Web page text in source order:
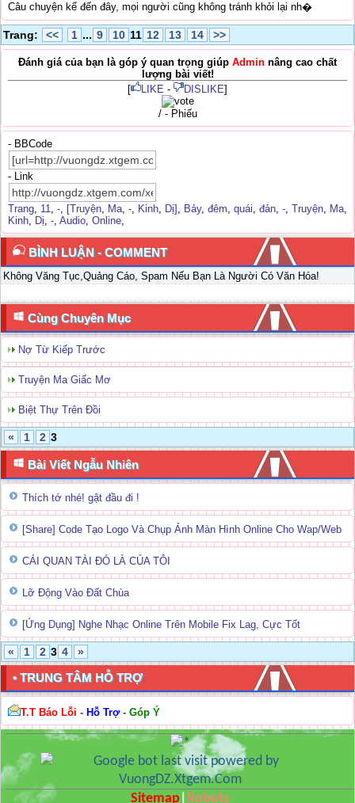
Câu chuyện kể đến đây, mọi người cũng không tránh khỏi lại nh�
Trang: << 1 ... 9 10 11 12 13 14 >>
Đánh giá của bạn là góp ý quan trọng giúp Admin nâng cao chất
lượng bài viết!
[
LIKE - DISLIKE]
/ - Phiếu
- BBCode
- Link
Trang, 11, -, [Truyện, Ma, -, Kinh, Dị] , Bảy, đêm, quái, đản, -, Truyện, Ma,
Kinh, Dị, -, Audio, Online,
BÌNH LUẬN - COMMENT
Không Văng Tục,Quảng Cáo, Spam Nếu Bạn Là Người Có Văn Hóa!
Cùng Chuyên Mục
Nợ Từ Kiếp Trước
Truyện Ma Giấc Mơ
Biệt Thự Trên Đồi
« 1 2 3
Bài Viết Ngẫu Nhiên
Thích tớ nhé! gật đầu đi !
[Share] Code Tạo Logo Và Chụp Ảnh Màn Hình Online Cho Wap/Web
CÁI QUAN TÀI ĐÓ LÀ CỦA TÔI
Lỡ Động Vào Đất Chùa
[Ứng Dụng] Nghe Nhạc Online Trên Mobile Fix Lag, Cực Tốt
« 1 2 3 4 »
• TRUNG TÂM HỖ TRỢ
T.T Báo Lỗi - Hỗ Trợ- Góp Ý
Sitemap Robots